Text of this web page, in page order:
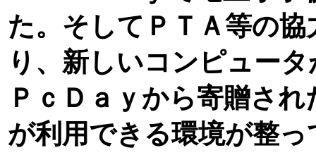
た。そしてＰＴＡ等の
り、新しいコンピュー
ＰｃＤａｙから寄贈さ
が利用できる環境が整